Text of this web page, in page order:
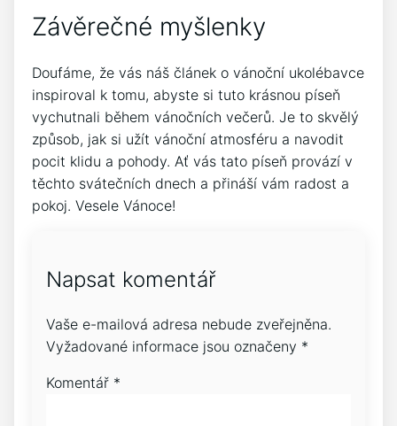
Závěrečné myšlenky
Doufáme, že ​vás náš článek o vánoční​ ukolébavce
​inspiroval k tomu, ⁣abyste si tuto ​krásnou píseň
vychutnali během vánočních večerů. Je‌ to skvělý
způsob,‍ jak si užít ‍vánoční atmosféru a navodit
pocit ⁣klidu a pohody. Ať ‌vás tato píseň provází v​
těchto svátečních dnech ⁢a ‌přináší vám radost a
pokoj. Vesele Vánoce!
Napsat komentář
Vaše e-mailová adresa nebude zveřejněna.
Vyžadované informace jsou označeny *
Komentář *